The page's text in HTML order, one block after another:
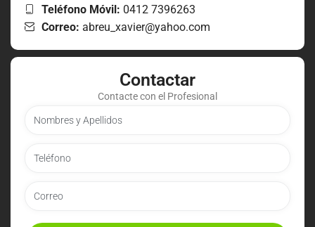
Teléfono Móvil: 0412 7396263
Correo: abreu_xavier@yahoo.com
Contactar
Contacte con el Profesional